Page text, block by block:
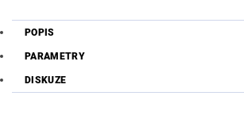
POPIS
PARAMETRY
DISKUZE